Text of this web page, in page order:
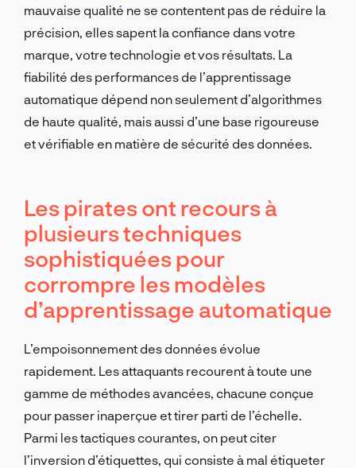
mauvaise qualité ne se contentent pas de réduire la
précision, elles sapent la confiance dans votre
marque, votre technologie et vos résultats. La
fiabilité des performances de l’apprentissage
automatique dépend non seulement d’algorithmes
de haute qualité, mais aussi d’une base rigoureuse
et vérifiable en matière de sécurité des données.
Les pirates ont recours à
plusieurs techniques
sophistiquées pour
corrompre les modèles
d’apprentissage automatique
L’empoisonnement des données évolue
rapidement. Les attaquants recourent à toute une
gamme de méthodes avancées, chacune conçue
pour passer inaperçue et tirer parti de l’échelle.
Parmi les tactiques courantes, on peut citer
l’inversion d’étiquettes, qui consiste à mal étiqueter